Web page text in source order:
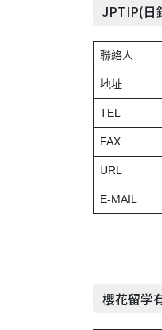
JPTIP(日
聯絡人
地址
TEL
FAX
URL
E-MAIL
櫻花留学